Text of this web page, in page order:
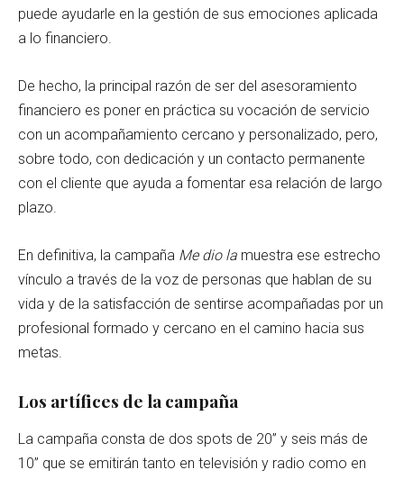
puede ayudarle en la gestión de sus emociones aplicada
a lo financiero.
De hecho, la principal razón de ser del asesoramiento
financiero es poner en práctica su vocación de servicio
con un acompañamiento cercano y personalizado, pero,
sobre todo, con dedicación y un contacto permanente
con el cliente que ayuda a fomentar esa relación de largo
plazo.
En definitiva, la campaña Me dio la muestra ese estrecho
vínculo a través de la voz de personas que hablan de su
vida y de la satisfacción de sentirse acompañadas por un
profesional formado y cercano en el camino hacia sus
metas.
Los artífices de la campaña
La campaña consta de dos spots de 20” y seis más de
10” que se emitirán tanto en televisión y radio como en